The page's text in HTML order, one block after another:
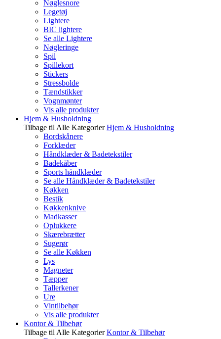
Nøglesnore
Legetøj
Lightere
BIC lightere
Se alle Lightere
Nøgleringe
Spil
Spillekort
Stickers
Stressbolde
Tændstikker
Vognmønter
Vis alle produkter
Hjem & Husholdning
Tilbage til Alle Kategorier Hjem & Husholdning
Bordskånere
Forklæder
Håndklæder & Badetekstiler
Badekåber
Sports håndklæder
Se alle Håndklæder & Badetekstiler
Køkken
Bestik
Køkkenknive
Madkasser
Oplukkere
Skærebrætter
Sugerør
Se alle Køkken
Lys
Magneter
Tæpper
Tallerkener
Ure
Vintilbehør
Vis alle produkter
Kontor & Tilbehør
Tilbage til Alle Kategorier Kontor & Tilbehør